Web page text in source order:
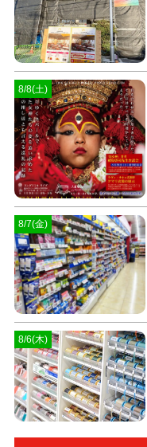
8/8(土)
8/7(金)
8/6(木)